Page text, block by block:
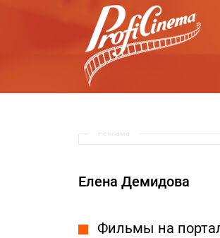
Реклама
Елена Демидова
Фильмы на